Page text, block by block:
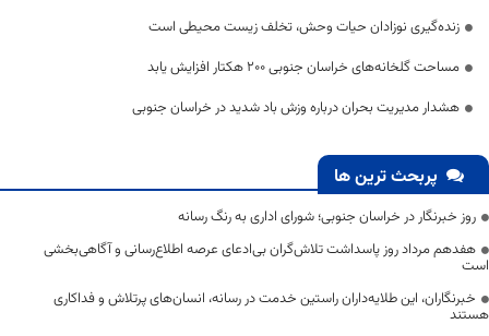
زنده‌گیری نوزادان حیات وحش، تخلف زیست محیطی است
مساحت گلخانه‌های خراسان جنوبی ۲۰۰ هکتار افزایش یابد
هشدار مدیریت بحران درباره وزش باد شدید در خراسان جنوبی
پربحث ترین ها
روز خبرنگار در خراسان جنوبی؛ شورای اداری به رنگ رسانه
هفدهم مرداد روز پاسداشت تلاش‌گران بی‌ادعای عرصه اطلاع‌رسانی و آگاهی‌بخشی
است
خبرنگاران، این طلایه‌داران راستین خدمت در رسانه، انسان‌های پرتلاش و فداکاری
هستند